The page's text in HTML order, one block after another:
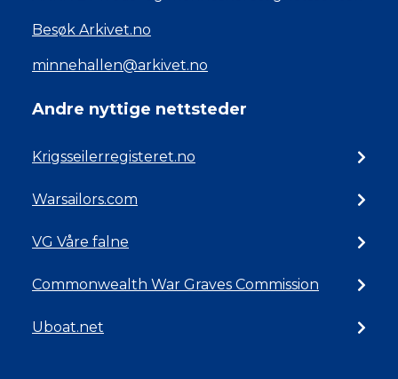
Besøk Arkivet.no
minnehallen@arkivet.no
Andre nyttige nettsteder
Krigsseilerregisteret.no
Warsailors.com
VG Våre falne
Commonwealth War Graves Commission
Uboat.net